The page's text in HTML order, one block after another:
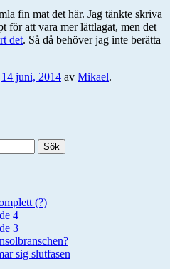
fin mat det här. Jag tänkte skriva
för att vara mer lättlagat, men det
det. Så då behöver jag inte berätta
14 juni, 2014 av Mikael.
(?)
4
3
sig slutfasen